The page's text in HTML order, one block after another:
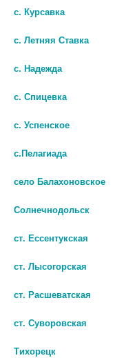
МЕДЬ ХЕЛАТ 100МГ N60
с. Курсавка
с. Летняя Ставка
с. Надежда
с. Спицевка
с. Успенское
с.Пелагиада
село Балахоновское
Солнечнодольск
ст. Ессентукская
ст. Лысогорская
ст. Расшеватская
ст. Суворовская
Тихорецк